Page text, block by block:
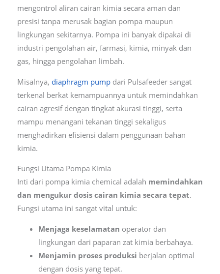
mengontrol aliran cairan kimia secara aman dan
presisi tanpa merusak bagian pompa maupun
lingkungan sekitarnya. Pompa ini banyak dipakai di
industri pengolahan air, farmasi, kimia, minyak dan
gas, hingga pengolahan limbah.
Misalnya, diaphragm pumpdari Pulsafeeder sangat
terkenal berkat kemampuannya untuk memindahkan
cairan agresif dengan tingkat akurasi tinggi, serta
mampu menangani tekanan tinggi sekaligus
menghadirkan efisiensi dalam penggunaan bahan
kimia.
Fungsi Utama Pompa Kimia
Inti dari pompa kimia chemical adalah memindahkan
dan mengukur dosis cairan kimia secara tepat.
Fungsi utama ini sangat vital untuk:
Menjaga keselamatan operator dan
lingkungan dari paparan zat kimia berbahaya.
Menjamin proses produksi berjalan optimal
dengan dosis yang tepat.